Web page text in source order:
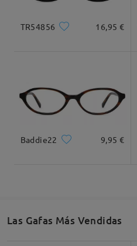
TR54856 16,95 €
Baddie22 9,95 €
Las Gafas Más Vendidas